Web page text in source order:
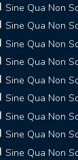
Sine Qua Non
Sine Qua Non
Sine Qua Non
Sine Qua Non
Sine Qua Non
Sine Qua Non
Sine Qua Non
Sine Qua Non
Sine Qua Non